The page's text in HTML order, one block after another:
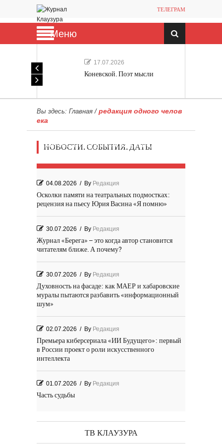
ТЕЛЕГРАМ
Меню
17.07.2026
Коневской. Поэт мысли
Вы здесь: Главная / редакция одного челов
ека
НОВОСТИ. СОБЫТИЯ. ДАТЫ
Мечта, не отдавайся! «Шведская
04.08.2026 / By Редакция
Осколки памяти на театральных подмостках:
рецензия на пьесу Юрия Васина «Я помню»
30.07.2026 / By Редакция
Журнал «Берега» – это когда автор становится
читателям ближе. А почему?
30.07.2026 / By Редакция
Духовность на фасаде: как МАЕР и хабаровские
муралы пытаются разбавить «информационный
шум»
02.07.2026 / By Редакция
Премьера киберсериала «ИИ Будущего»: первый
в России проект о роли искусственного
интеллекта
01.07.2026 / By Редакция
Часть судьбы
29.06.2026 / ByРедакция
День Победы! Посёлок Гидростроитель. 2026 год
ТВ КЛАУЗУРА